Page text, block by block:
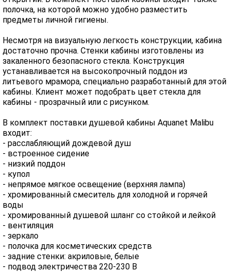
полочка, на которой можно удобно разместить
предметы личной гигиены.
Несмотря на визуальную легкость конструкции, кабина
достаточно прочна. Стенки кабины изготовлены из
закаленного безопасного стекла. Конструкция
устанавливается на высокопрочный поддон из
литьевого мрамора, специально разработанный для этой
кабины. Клиент может подобрать цвет стекла для
кабины - прозрачный или с рисунком.
В комплект поставки душевой кабины Aquanet Malibu
входит:
- расслабляющий дождевой душ
- встроенное сидение
- низкий поддон
- купол
- непрямое мягкое освещение (верхняя лампа)
- хромированный смеситель для холодной и горячей
воды
- хромированный душевой шланг со стойкой и лейкой
- вентиляция
- зеркало
- полочка для косметических средств
- задние стенки: акриловые, белые
- подвод электричества 220-230 В